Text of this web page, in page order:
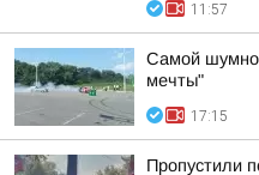
11:57
Самой
мечты"
17:15
Пропустили